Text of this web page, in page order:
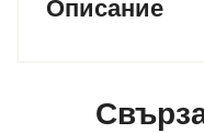
Описание